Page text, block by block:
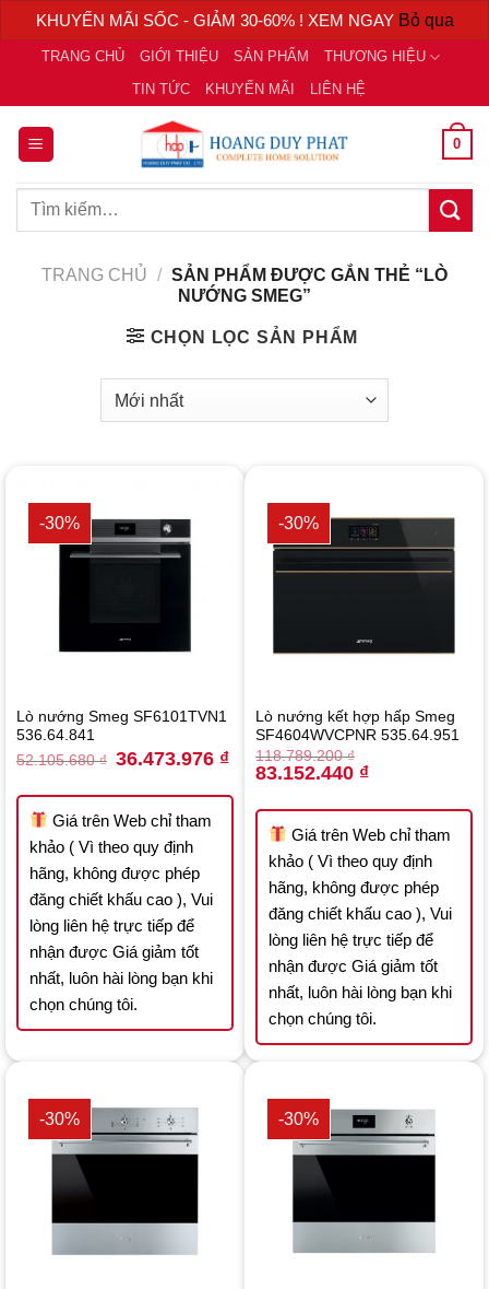
KHUYẾN MÃI SỐC - GIẢM 30-60% ! XEM NGAY Bỏ qua
Chuyển
nội
dung
TRANG CHỦ GIỚI THIỆU SẢN PHẨM
THƯƠNG HIỆU
TIN TỨC
KHUYẾN MÃI LIÊN HỆ
0
Tìm
TRANG CHỦ / SẢN PHẨM ĐƯỢC GẮN THẺ “LÒ
NƯỚNG SMEG”
CHỌN LỌC SẢN PHẨM
-30%
Lò nướng Smeg SF6101TVN1
536.64.841
52.105.680₫ Original
price
52.105.680 ₫.
36.473.976 ₫Current
price
36.473.976 ₫.
Giá trên Web chỉ tham
khảo ( Vì theo quy định
hãng, không được phép
đăng chiết khấu cao ), Vui
lòng liên hệ trực tiếp để
nhận được Giá giảm tốt
nhất, luôn hài lòng bạn khi
chọn chúng tôi.
-30%
Lò nướng kết hợp hấp Smeg
SF4604WVCPNR 535.64.951
118.789.200₫
Original
price
118.789.200 ₫.
83.152.440 ₫Current
83.152.440 ₫.
Giá trên Web chỉ tham
khảo ( Vì theo quy định
hãng, không được phép
đăng chiết khấu cao ), Vui
lòng liên hệ trực tiếp để
nhận được Giá giảm tốt
nhất, luôn hài lòng bạn khi
chọn chúng tôi.
-30% -30%